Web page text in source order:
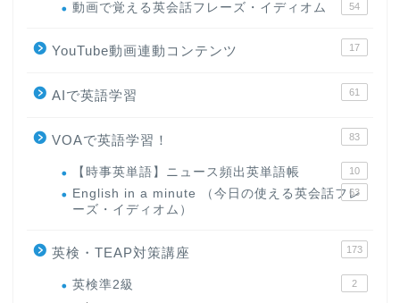
動画で覚える英会話フレーズ・イディオム 54
YouTube動画連動コンテンツ 17
AIで英語学習 61
VOAで英語学習！ 83
【時事英単語】ニュース頻出英単語帳 10
English in a minute （今日の使える英会話フレ
ーズ・イディオム）
63
英検・TEAP対策講座 173
英検準2級 2